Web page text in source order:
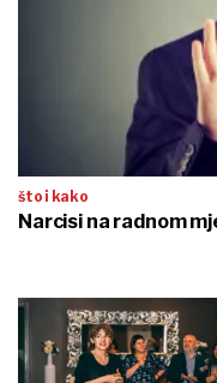
što i kako
Narcisi na radnom